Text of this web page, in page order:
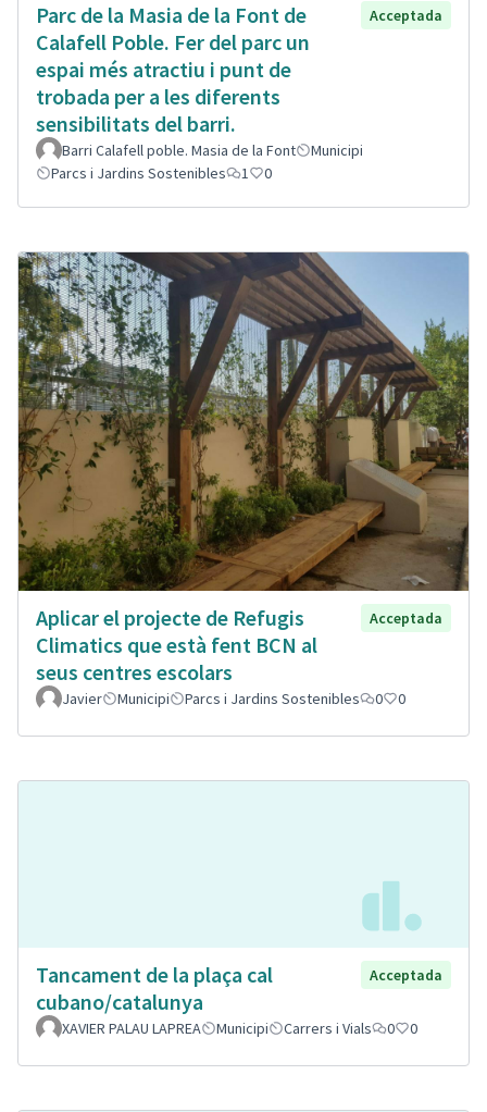
Parc de la Masia de la Font de
Calafell Poble. Fer del parc un
espai més atractiu i punt de
trobada per a les diferents
sensibilitats del barri.
Acceptada
Barri Calafell poble. Masia de la Font
Municipi
Parcs i Jardins Sostenibles
1 0
Aplicar el projecte de Refugis
Climatics que està fent BCN al
seus centres escolars
Acceptada
Javier Municipi Parcs i Jardins Sostenibles 0 0
Tancament de la plaça cal
cubano/catalunya
Acceptada
XAVIER PALAU LAPREA Municipi Carrers i Vials 0 0